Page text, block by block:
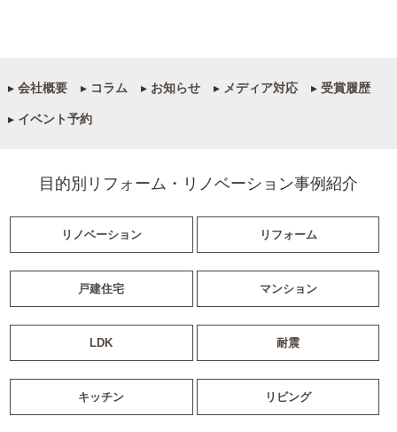
▸会社概要 ▸コラム ▸お知らせ ▸メディア対応 ▸受賞履歴
▸イベント予約
目的別リフォーム・リノベーション事例紹介
リノベーション リフォーム
戸建住宅 マンション
LDK 耐震
キッチン リビング